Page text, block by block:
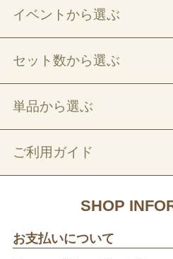
イベントから選ぶ
セット数から選ぶ
単品から選ぶ
ご利用ガイド
SHOP
お支払いについて